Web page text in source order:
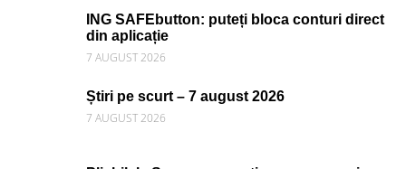
ING SAFEbutton: puteți bloca conturi direct
din aplicație
7 AUGUST 2026
Știri pe scurt – 7 august 2026
7 AUGUST 2026